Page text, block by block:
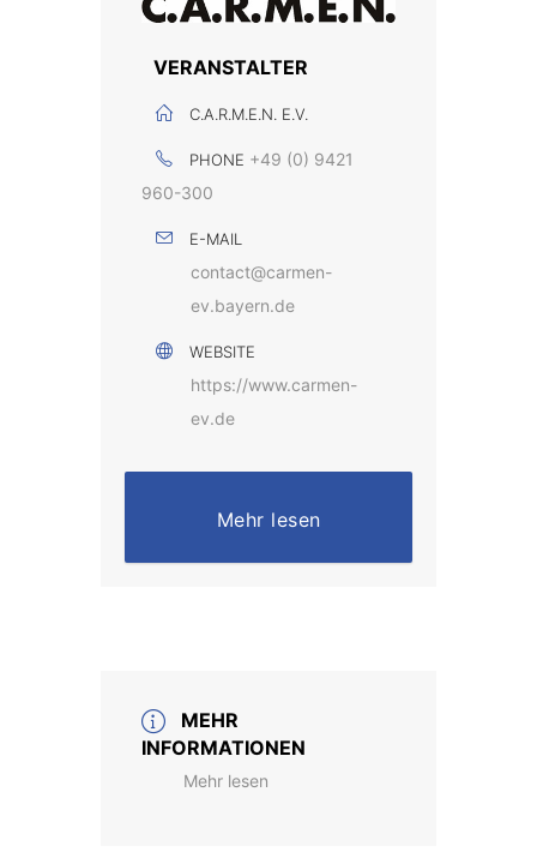
VERANSTALTER
C.A.R.M.E.N. E.V.
PHONE +49 (0) 9421
960-300
E-MAIL
contact@carmen-
ev.bayern.de
WEBSITE
https://www.carmen-
ev.de
Mehr lesen
MEHR
INFORMATIONEN
Mehr lesen